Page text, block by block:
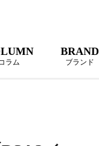
ラム
BRAND
ブランド